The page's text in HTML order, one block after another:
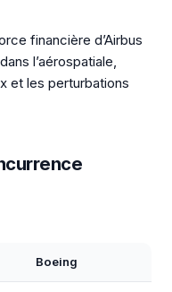
financière d’Airbus
l’aérospatiale,
et les perturbations
Boeing